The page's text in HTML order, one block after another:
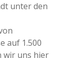
unter den
auf 1.500
wir uns hier